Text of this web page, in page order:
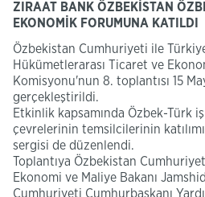
ZIRAAT BANK ÖZBEKİSTAN
EKONOMİK FORUMUNA KATILDI
Özbekistan Cumhuriyeti ile
Hükümetlerarası Ticaret ve
Komisyonu'nun 8. toplantısı 15
gerçekleştirildi.
Etkinlik kapsamında Özbek-Türk
çevrelerinin temsilcilerinin
sergisi de düzenlendi.
Toplantıya Özbekistan
Ekonomi ve Maliye Bakanı
Cumhuriyeti Cumhurbaşkanı